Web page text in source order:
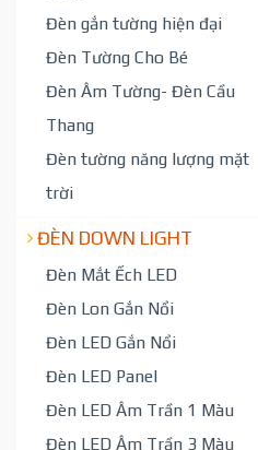
Đèn gắn tường hiện đại
Đèn Tường Cho Bé
Đèn Âm Tường- Đèn Cầu
Thang
Đèn tường năng lượng mặt
trời
ĐÈN DOWN LIGHT
Đèn Mắt Ếch LED
Đèn Lon Gắn Nổi
Đèn LED Gắn Nổi
Đèn LED Panel
Đèn LED Âm Trần 1 Màu
Đèn LED Âm Trần 3 Màu